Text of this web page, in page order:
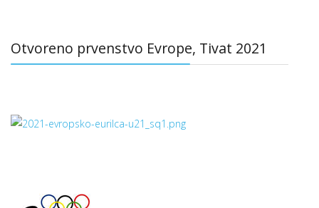
Otvoreno prvenstvo Evrope, Tivat 2021